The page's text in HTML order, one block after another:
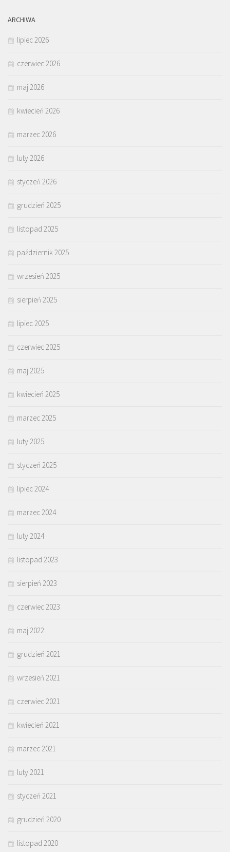
ARCHIWA
lipiec 2026
czerwiec 2026
maj 2026
kwiecień 2026
marzec 2026
luty 2026
styczeń 2026
grudzień 2025
listopad 2025
październik 2025
wrzesień 2025
sierpień 2025
lipiec 2025
czerwiec 2025
maj 2025
kwiecień 2025
marzec 2025
luty 2025
styczeń 2025
lipiec 2024
marzec 2024
luty 2024
listopad 2023
sierpień 2023
czerwiec 2023
maj 2022
grudzień 2021
wrzesień 2021
czerwiec 2021
kwiecień 2021
marzec 2021
luty 2021
styczeń 2021
grudzień 2020
listopad 2020